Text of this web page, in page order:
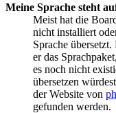
Meine Sprache steht
Meist hat die
nicht installiert
Sprache
er das
es noch nicht
übersetzen
der Website von
gefunden werden.